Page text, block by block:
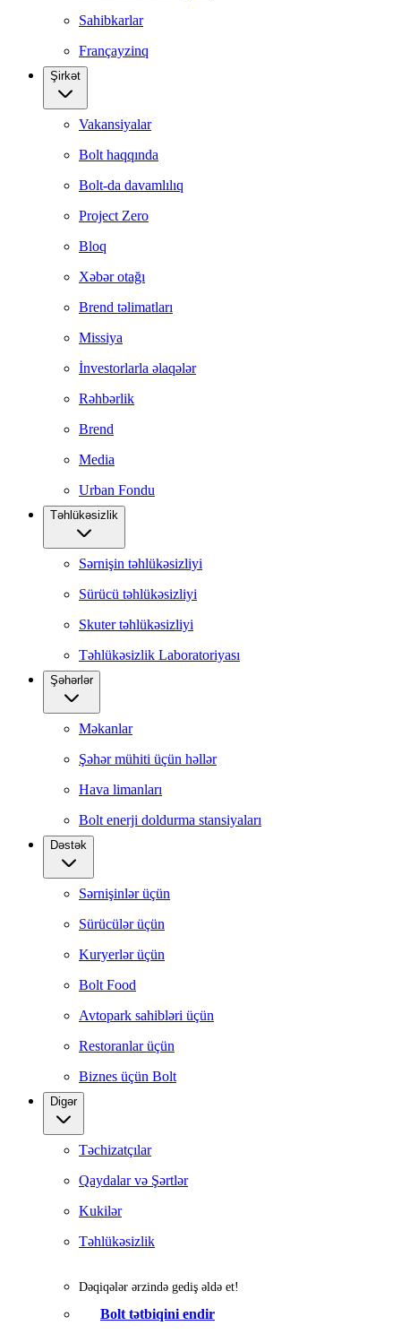
Sahibkarlar
Françayzinq
Şirkət
Vakansiyalar
Bolt haqqında
Bolt-da davamlılıq
Project Zero
Bloq
Xəbər otağı
Brend təlimatları
Missiya
İnvestorlarla əlaqələr
Rəhbərlik
Brend
Media
Urban Fondu
Təhlükəsizlik
Sərnişin təhlükəsizliyi
Sürücü təhlükəsizliyi
Skuter təhlükəsizliyi
Təhlükəsizlik Laboratoriyası
Şəhərlər
Məkanlar
Şəhər mühiti üçün həllər
Hava limanları
Bolt enerji doldurma stansiyaları
Dəstək
Sərnişinlər üçün
Sürücülər üçün
Kuryerlər üçün
Bolt Food
Avtopark sahibləri üçün
Restoranlar üçün
Biznes üçün Bolt
Digər
Təchizatçılar
Qaydalar və Şərtlər
Kukilər
Təhlükəsizlik
Dəqiqələr ərzində gediş əldə et!
Bolt tətbiqini endir